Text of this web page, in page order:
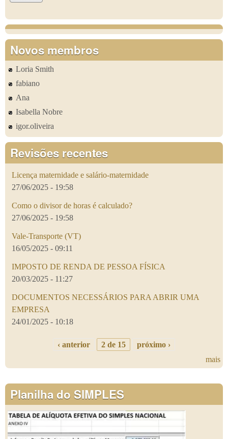
Novos membros
Loria Smith
fabiano
Ana
Isabella Nobre
igor.oliveira
Revisões recentes
Licença maternidade e salário-maternidade
27/06/2025 - 19:58
Como o divisor de horas é calculado?
27/06/2025 - 19:58
Vale-Transporte (VT)
16/05/2025 - 09:11
IMPOSTO DE RENDA DE PESSOA FÍSICA
20/03/2025 - 11:27
DOCUMENTOS NECESSÁRIOS PARA ABRIR UMA
EMPRESA
24/01/2025 - 10:18
‹ anterior 2 de 15
próximo ›
mais
Planilha do SIMPLES